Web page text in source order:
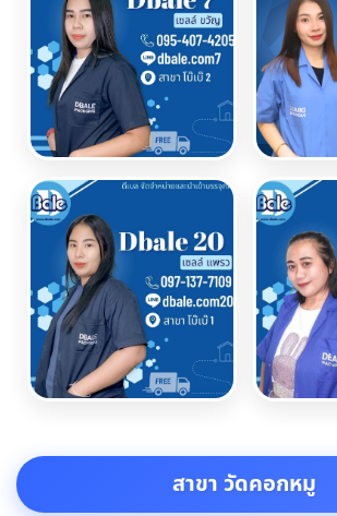
สาขา วัดคอกหมู